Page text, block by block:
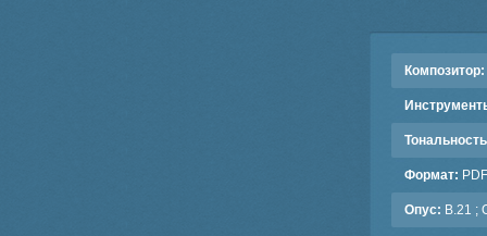
Композитор:
Формат: PDF
Опус: B.21 ;